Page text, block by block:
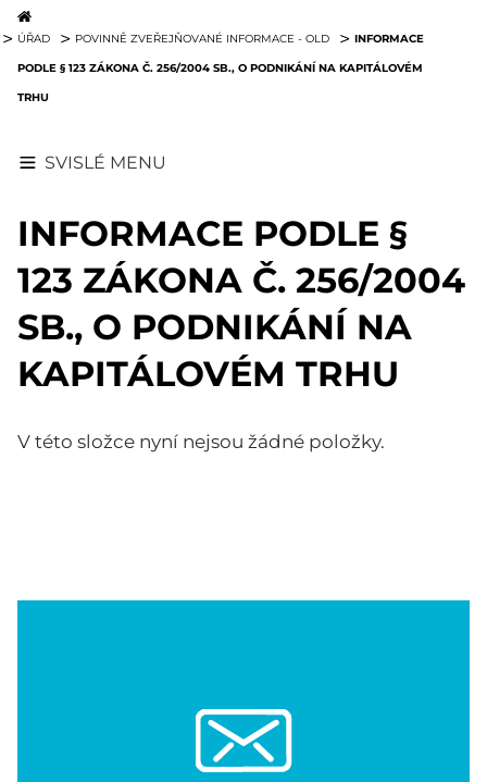
ÚŘAD POVINNĚ ZVEŘEJŇOVANÉ INFORMACE - OLD
INFORMACE
PODLE § 123 ZÁKONA Č. 256/2004 SB., O PODNIKÁNÍ NA KAPITÁLOVÉM
TRHU
SVISLÉ MENU
INFORMACE PODLE §
123 ZÁKONA Č. 256/2004
SB., O PODNIKÁNÍ NA
KAPITÁLOVÉM TRHU
V této složce nyní nejsou žádné položky.